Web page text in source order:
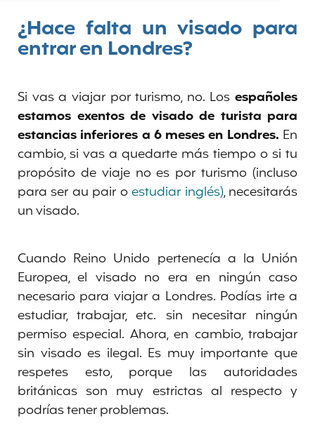
¿Hace falta un visado para
entrar en Londres?
Si vas a viajar por turismo, no. Los españoles
estamos exentos de visado de turista para
estancias inferiores a 6 mesesen Londres. En
cambio, si vas a quedarte más tiempo o si tu
propósito de viaje no es por turismo (incluso
para ser au pair oestudiar inglés), necesitarás
un visado.
Cuando Reino Unido pertenecía a la Unión
Europea, el visado no era en ningún caso
necesario para viajar a Londres. Podías irte a
estudiar, trabajar, etc. sin necesitar ningún
permiso especial. Ahora, en cambio, trabajar
sin visado es ilegal. Es muy importante que
respetes esto, porque las autoridades
británicas son muy estrictas al respecto y
podrías tener problemas.